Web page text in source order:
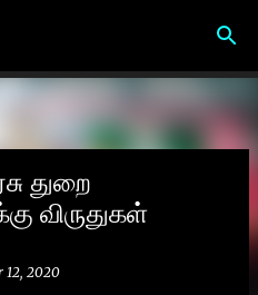
content
துறை
விருதுகள்
12, 2020